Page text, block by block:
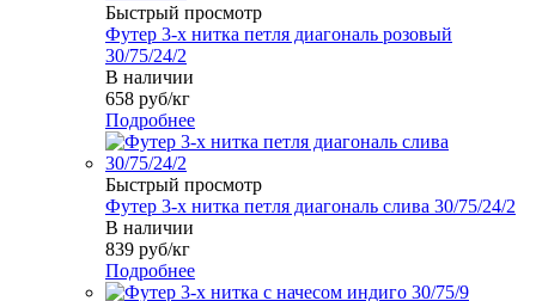
Быстрый просмотр
Футер 3-х нитка петля диагональ розовый
30/75/24/2
В наличии
658 руб/кг
Подробнее
Быстрый просмотр
Футер 3-х нитка петля диагональ слива 30/75/24/2
В наличии
839 руб/кг
Подробнее